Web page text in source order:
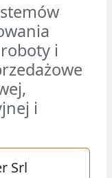
i
i
Srl